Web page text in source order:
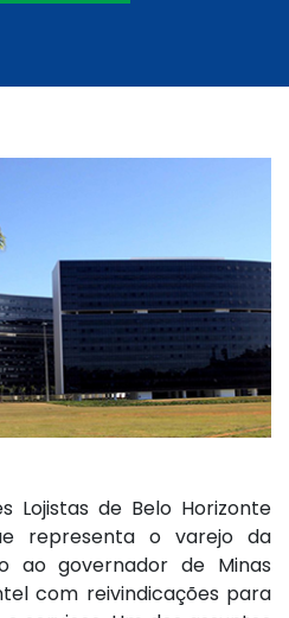
Lojistas de Belo Horizonte
representa o varejo da
ao governador de Minas
com reivindicações para